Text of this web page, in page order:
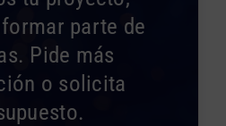
parte de
Pide más
o solicita